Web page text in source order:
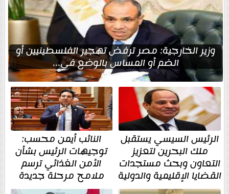
وزير الخارجية: مصر ترفض تهجير الفلسطينيين أو
الضم أو المساس بالوضع في...
الرئيس السيسي يستقبل
ملك البحرين لتعزيز
التعاون وبحث مستجدات
القضايا الإقليمية والدولية
النائب أيمن محسب:
توجيهات الرئيس بشأن
الأمن الغذائي ترسم
ملامح مرحلة جديدة